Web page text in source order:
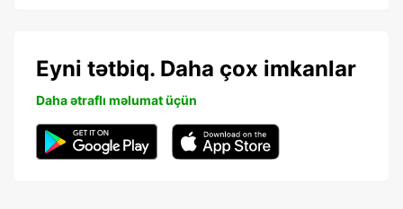
Eyni tətbiq. Daha çox imkanlar
Daha ətraflı məlumat üçün